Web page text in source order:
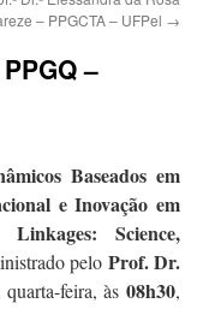
– PPGCTA – UFPel →
–
Baseados em
e Inovação em
Science,
pelo Prof. Dr.
quarta-feira, às 08h30,